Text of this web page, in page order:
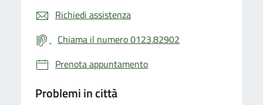
Richiedi assistenza
Chiama il numero 0123.82902
Prenota appuntamento
Problemi in città